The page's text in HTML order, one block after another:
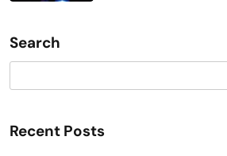
Search
Recent Posts